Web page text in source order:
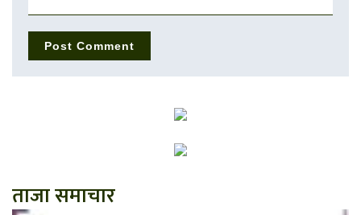
ताजा समाचार